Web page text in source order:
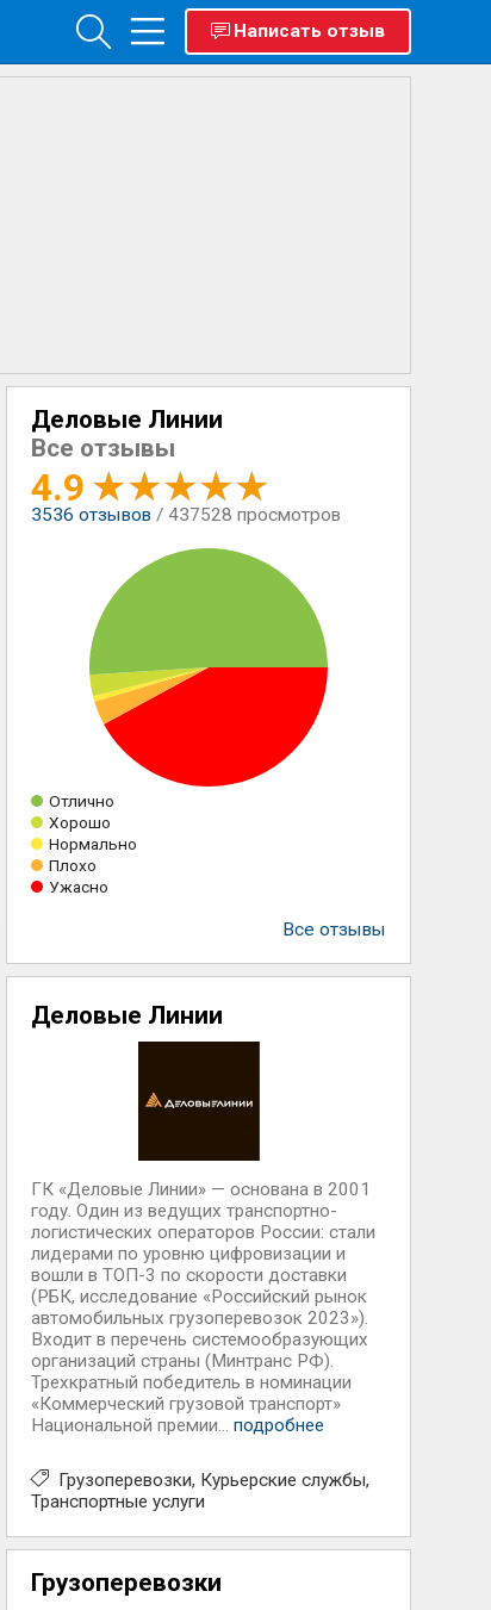
Написать отзыв
Деловые Линии
Все отзывы
4.9
3536 отзывов / 437528 просмотров
Отлично
Хорошо
Нормально
Плохо
Ужасно
Все отзывы
Деловые Линии
ГК «Деловые Линии» — основана в 2001
году. Один из ведущих транспортно-
логистических операторов России: стали
лидерами по уровню цифровизации и
вошли в ТОП-3 по скорости доставки
(РБК, исследование «Российский рынок
автомобильных грузоперевозок 2023»).
Входит в перечень системообразующих
организаций страны (Минтранс РФ).
Трехкратный победитель в номинации
«Коммерческий грузовой транспорт»
Национальной премии... подробнее
Грузоперевозки Курьерские службы
Транспортные услуги
Грузоперевозки